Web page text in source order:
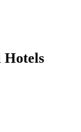
Hotels